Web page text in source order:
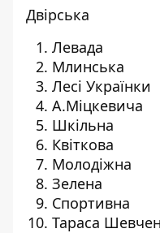
Двірська
Левада
Млинська
Лесі Українки
А.Міцкевича
Шкільна
Квіткова
Молодіжна
Зелена
Спортивна
Тараса